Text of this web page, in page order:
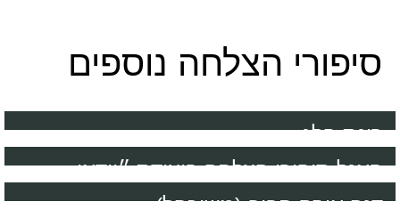
סיפורי הצלחה נוספים
רינת פלג
פאנל סיפורי הצלחה בועידת ״וידאו
פוואר״
דנה אופק חביב (משוכפל)